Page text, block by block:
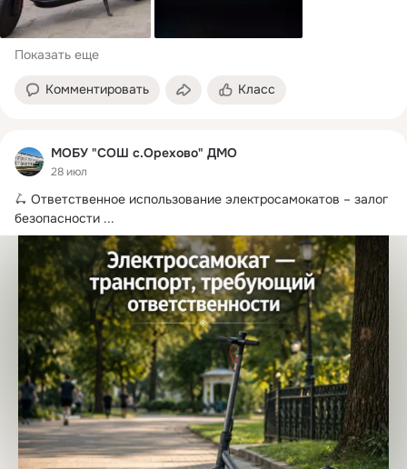
Показать еще
Комментировать Класс
МОБУ "СОШ с.Орехово" ДМО
28 июл
🛴 Ответственное использование электросамокатов – залог
безопасности ...